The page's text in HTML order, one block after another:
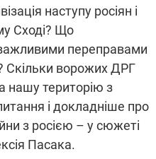
наступу росіян і
Сході? Що
переправами
Скільки ворожих ДРГ
нашу територію з
і докладніше про
з росією – у сюжеті
Пасака.